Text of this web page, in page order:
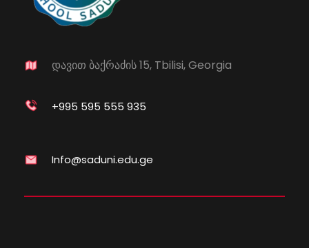
დავით ბაქრაძის 15, Tbilisi, Georgia
+995 595 555 935
Info@saduni.edu.ge